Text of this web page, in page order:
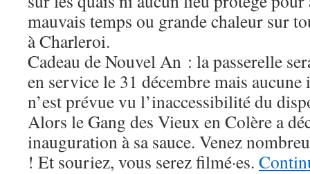
mauvais temps ou grande chaleur sur
à Charleroi.
Cadeau de Nouvel An : la passerelle
en service le 31 décembre mais
n’est prévue vu l’inaccessibilité du
Alors le Gang des Vieux en Colère a
inauguration à sa sauce. Venez
! Et souriez, vous serez filmé·es.